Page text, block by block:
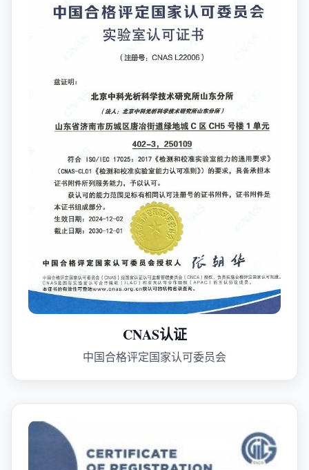
CNAS认证
中国合格评定国家认可委员会